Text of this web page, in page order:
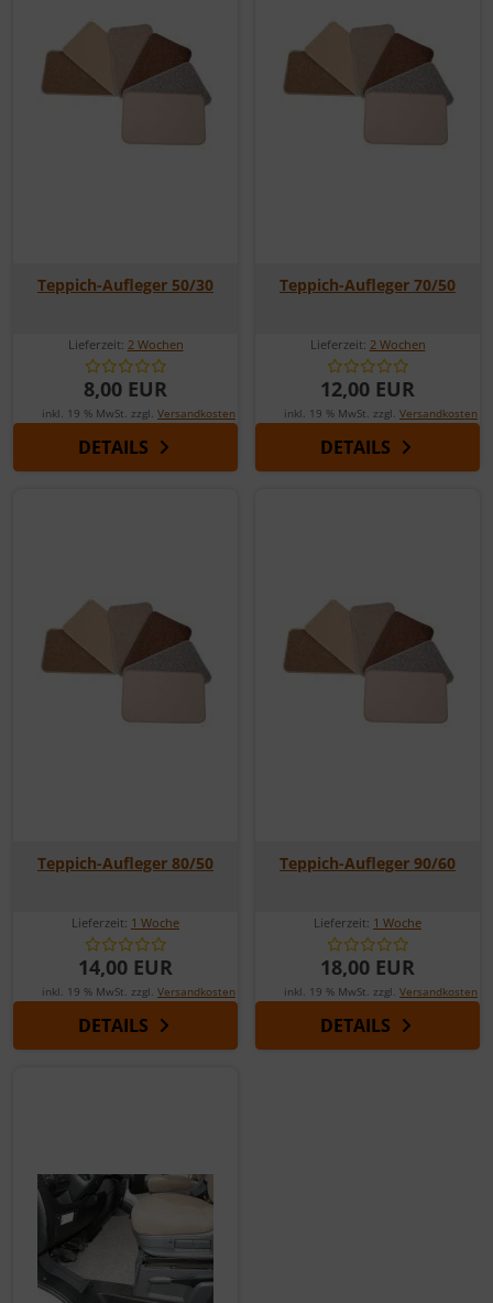
Teppich-Aufleger 50/30
Lieferzeit: 2 Wochen
8,00 EUR
inkl. 19 % MwSt. zzgl. Versandkosten
DETAILS
Teppich-Aufleger 70/50
Lieferzeit: 2 Wochen
12,00 EUR
inkl. 19 % MwSt. zzgl. Versandkosten
DETAILS
Teppich-Aufleger 80/50
Lieferzeit: 1 Woche
14,00 EUR
inkl. 19 % MwSt. zzgl. Versandkosten
DETAILS
Teppich-Aufleger 90/60
Lieferzeit: 1 Woche
18,00 EUR
inkl. 19 % MwSt. zzgl. Versandkosten
DETAILS